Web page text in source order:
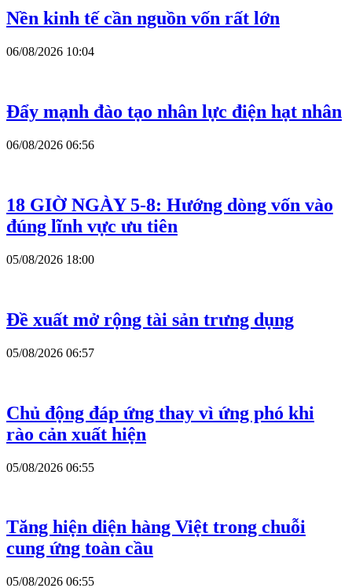
Nền kinh tế cần nguồn vốn rất lớn
06/08/2026 10:04
Đẩy mạnh đào tạo nhân lực điện hạt nhân
06/08/2026 06:56
18 GIỜ NGÀY 5-8: Hướng dòng vốn vào
đúng lĩnh vực ưu tiên
05/08/2026 18:00
Đề xuất mở rộng tài sản trưng dụng
05/08/2026 06:57
Chủ động đáp ứng thay vì ứng phó khi
rào cản xuất hiện
05/08/2026 06:55
Tăng hiện diện hàng Việt trong chuỗi
cung ứng toàn cầu
05/08/2026 06:55